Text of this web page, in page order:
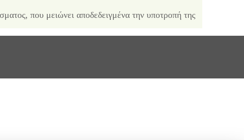
που μειώνει αποδεδειγμένα την υποτροπή της